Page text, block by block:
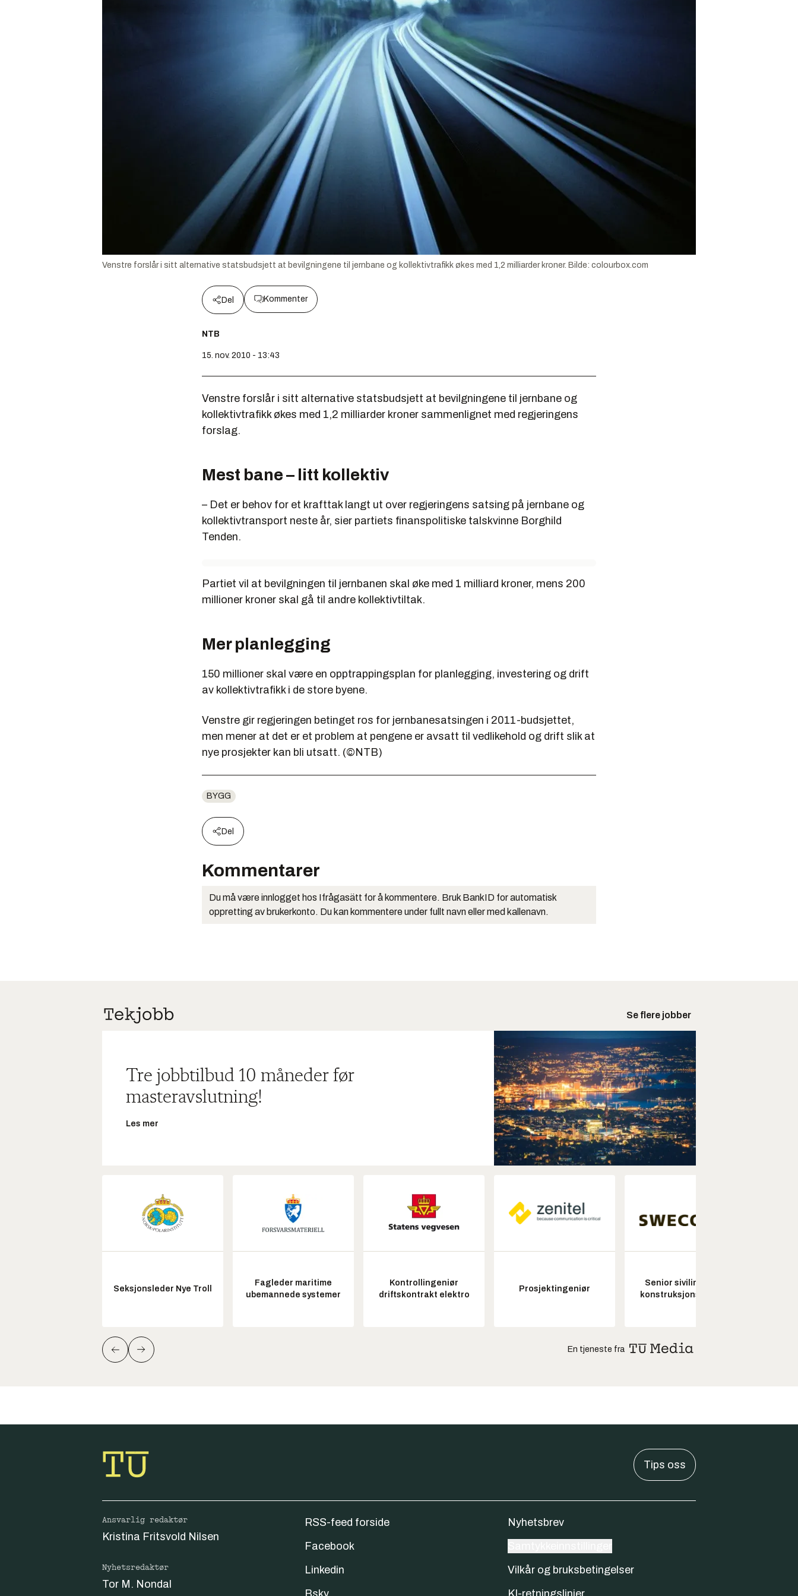
Venstre forslår i sitt alternative statsbudsjett at bevilgningene til jernbane og kollektivtrafikk økes med 1,2 milliarder kroner. Bilde: colourbox.com
Del Kommenter
NTB
15. nov. 2010 - 13:43
Venstre forslår i sitt alternative statsbudsjett at bevilgningene til jernbane og
kollektivtrafikk økes med 1,2 milliarder kroner sammenlignet med regjeringens
forslag.
Mest bane – litt kollektiv
– Det er behov for et krafttak langt ut over regjeringens satsing på jernbane og
kollektivtransport neste år, sier partiets finanspolitiske talskvinne Borghild
Tenden.
Partiet vil at bevilgningen til jernbanen skal øke med 1 milliard kroner, mens 200
millioner kroner skal gå til andre kollektivtiltak.
Mer planlegging
150 millioner skal være en opptrappingsplan for planlegging, investering og drift
av kollektivtrafikk i de store byene.
Venstre gir regjeringen betinget ros for jernbanesatsingen i 2011-budsjettet,
men mener at det er et problem at pengene er avsatt til vedlikehold og drift slik at
nye prosjekter kan bli utsatt. (©NTB)
BYGG
Del
Kommentarer
Du må være innlogget hos Ifrågasätt for å kommentere. Bruk BankID for automatisk
oppretting av brukerkonto. Du kan kommentere under fullt navn eller med kallenavn.
Se flere jobber
Tre jobbtilbud 10 måneder før
masteravslutning!
Les mer
Seksjonsleder Nye Troll
Fagleder maritime
ubemannede systemer
Kontrollingeniør
driftskontrakt elektro
Prosjektingeniør
Senior sivilingeniør
konstruksjonsteknikk
En tjeneste fra
Tips oss
Ansvarlig redaktør
Kristina Fritsvold Nilsen
Nyhetsredaktør
Tor M. Nondal
RSS-feed forside
Facebook
Linkedin
Bsky
Nyhetsbrev
Vilkår og bruksbetingelser
KI-retningslinjer